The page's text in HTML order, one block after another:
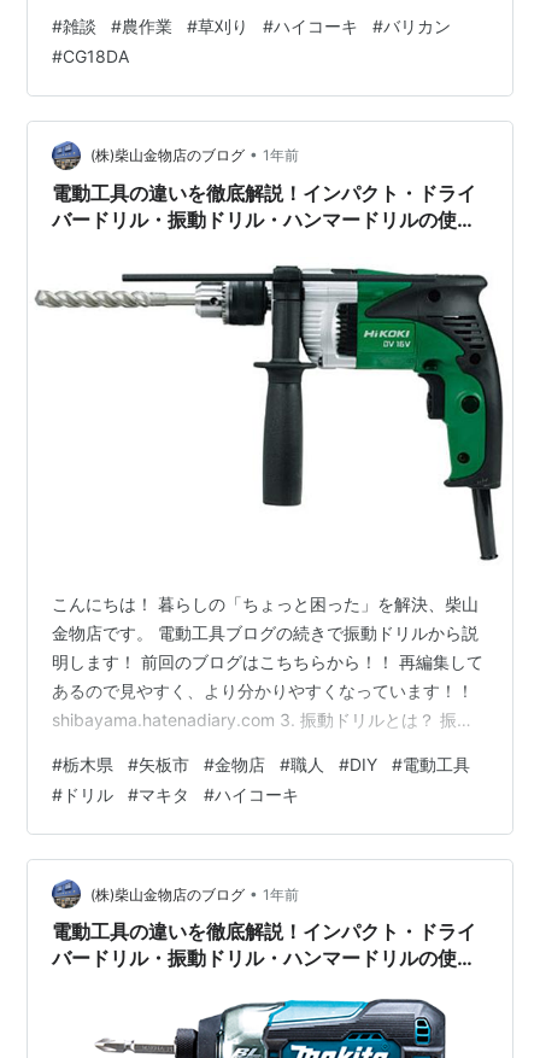
は、 長いヘッドで草をなぎ倒す感じで狩り進むので、モ
ーターのある先端部の重さも加わり、とにかく疲れるの
です。又、しなやかな草は倒れるだけで切りづらく、こ
の夏の炎天下の草刈りでさすがに降参しました。 で、ニ
ューカマーがこちら。 HiKOKI（ハイコーキ）/
CG18DA(L)(JC) 何だか見る…
#雑談 #農作業 #草刈り #ハイコーキ #バリカン
#CG18DA
(株)柴山金物店のブログ • 1年前
電動工具の違いを徹底解説！インパクト・ドライ
バードリル・振動ドリル・ハンマードリルの使い
こんにちは！ 暮らしの「ちょっと困った」を解決、柴山
金物店です。 電動工具ブログの続きで振動ドリルから説
明します！ 前回のブログはこちちらから！！ 再編集して
あるので見やすく、より分かりやすくなっています！！
shibayama.hatenadiary.com 3. 振動ドリルとは？ 振動
加えることで、コンクリ ートやモルタルなどの硬い壁材
に穴を開けるのことができる電動工具です。見た目はド
リルドライバーに似ていますが、スイッチで振動機能を
オン/オフできるため通常の穴あ け(木材や金属)にも使え
るのが特徴です。 主な特徴 ・回転＋振動で硬…
#栃木県 #矢板市 #金物店 #職人 #DIY #電動工具
# ドリル #マキタ #ハイコーキ
(株)柴山金物店のブログ • 1年前
電動工具の違いを徹底解説！インパクト・ドライ
バードリル・振動ドリル・ハンマードリルの使い